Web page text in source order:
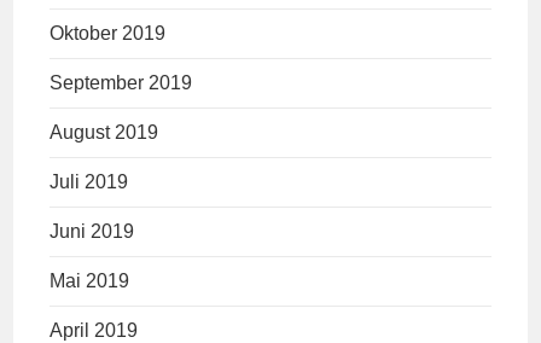
Oktober 2019
September 2019
August 2019
Juli 2019
Juni 2019
Mai 2019
April 2019